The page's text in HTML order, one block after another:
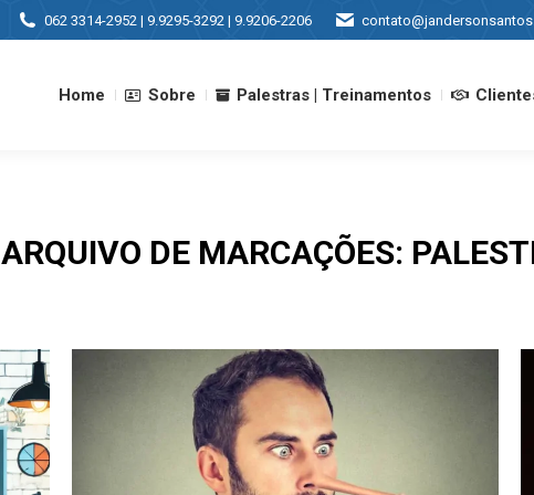
062 3314-2952 | 9.9295-3292 | 9.9206-2206
Home Sobre Palestras | Treinamentos
ARQUIVO DE MARCAÇÕES:
Palestras | Treinamentos